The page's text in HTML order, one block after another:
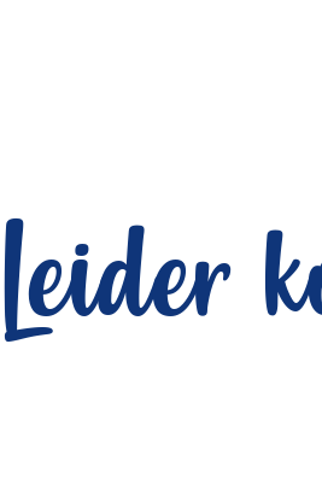
Leider